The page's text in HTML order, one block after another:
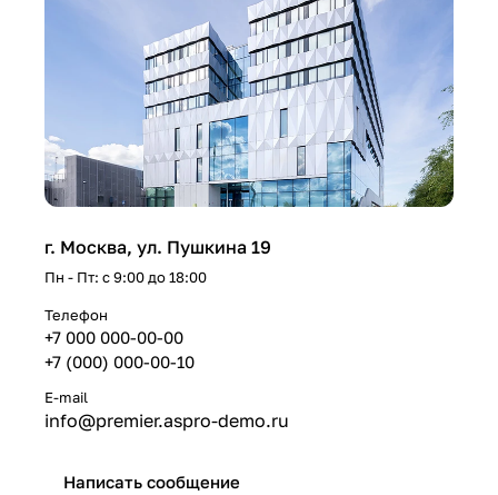
г. Москва, ул. Пушкина 19
Пн - Пт: с 9:00 до 18:00
Телефон
+7 000 000-00-00
+7 (000) 000-00-10
E-mail
info@premier.aspro-demo.ru
Написать сообщение